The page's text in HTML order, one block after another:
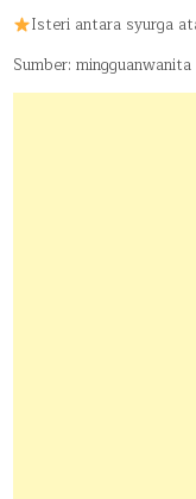
Isteri antara syurga
Sumber: mingguanwanita